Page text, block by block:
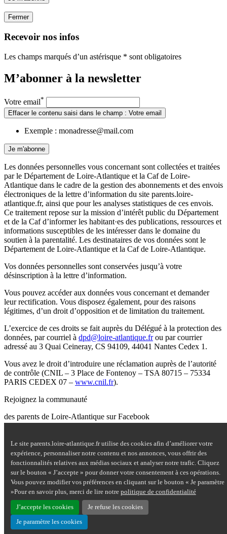
Le site parents.loire-atlantique.fr utilise des cookies afin d’améliorer votre
expérience, personnaliser notre contenu et nos annonces, vous offrir des
fonctionnalités relatives aux médias sociaux et analyser notre trafic. Cliquez
sur le bouton « J’accepte » pour donner votre consentement à ces opérations.
Vous pouvez modifier vos préférences en cliquant sur le bouton « Je paramètre
»Pour en savoir plus, merci de lire notre politique de confidentialité
J’accepte les cookies Je refuse les cookies
Je paramètre les cookies
Fermer
Recevoir nos infos
Les champs marqués d’un astérisque * sont obligatoires
M’abonner à la newsletter
Votre email*
Effacer le contenu saisi dans le champ : Votre email
Exemple : monadresse@mail.com
Je m'abonne
Les données personnelles vous concernant sont collectées et traitées
par le Département de Loire-Atlantique et la Caf de Loire-
Atlantique dans le cadre de la gestion des abonnements et des envois
électroniques de la lettre d’information du site parents.loire-
atlantique.fr, ainsi que pour les analyses statistiques de ces envois.
Ce traitement repose sur la mission d’intérêt public du Département
et de la Caf d’informer les habitant·es des publications, ressources et
informations susceptibles de les intéresser dans le domaine du
soutien à la parentalité. Les destinataires de vos données sont le
Département de Loire-Atlantique et la Caf de Loire-Atlantique.
Vos données personnelles sont conservées jusqu’à votre
désinscription à la lettre d’information.
Vous pouvez accéder aux données vous concernant et demander
leur rectification. Vous disposez également, pour des raisons
légitimes, d’un droit d’opposition et de limitation du traitement.
L’exercice de ces droits se fait auprès du Délégué à la protection des
données, par courriel à dpd@loire-atlantique.frou par courrier
adressé au 3 Quai Ceineray, CS 94109, 44041 Nantes Cedex 1.
Vous avez le droit d’introduire une réclamation auprès de l’autorité
de contrôle (CNIL – 3 Place de Fontenoy – TSA 80715 – 75334
PARIS CEDEX 07 – www.cnil.fr).
Rejoignez la communauté
des parents de Loire-Atlantique sur Facebook
Nous contacter
Mentions légales
Plan du site
Accessibilité : partiellement conforme
Aide
Données personnelles
Cookies
Haut de page